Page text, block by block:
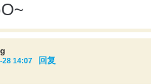
28 14:07 回复